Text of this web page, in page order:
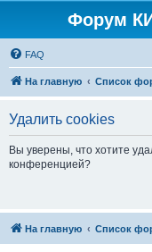
Форум
FAQ
На главную Список
Удалить cookies
Вы уверены, что хотите
конференцией?
На главную Список